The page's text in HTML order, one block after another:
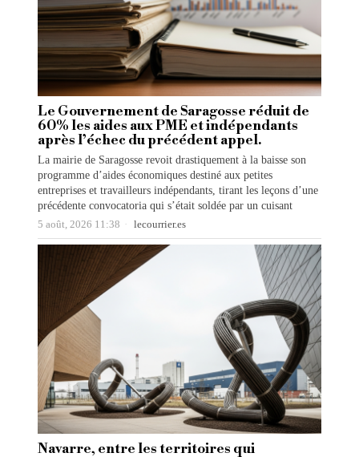
Le Gouvernement de Saragosse réduit de
60% les aides aux PME et indépendants
après l’échec du précédent appel.
La mairie de Saragosse revoit drastiquement à la baisse son
programme d’aides économiques destiné aux petites
entreprises et travailleurs indépendants, tirant les leçons d’une
précédente convocatoria qui s’était soldée par un cuisant
5 août, 2026 11:38 lecourrier.es
Navarre, entre les territoires qui